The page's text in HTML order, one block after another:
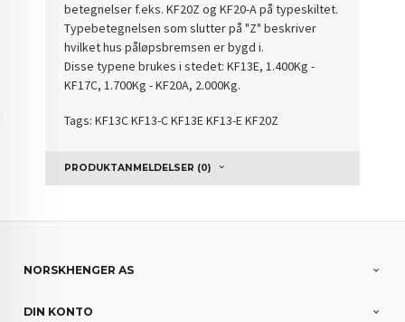
betegnelser f.eks. KF20Z og KF20-A på typeskiltet.
Typebetegnelsen som slutter på "Z" beskriver
hvilket hus påløpsbremsen er bygd i.
Disse typene brukes i stedet: KF13E, 1.400Kg -
KF17C, 1.700Kg - KF20A, 2.000Kg.
Tags: KF13C KF13-C KF13E KF13-E KF20Z
PRODUKTANMELDELSER (0)
NORSKHENGER AS
DIN KONTO